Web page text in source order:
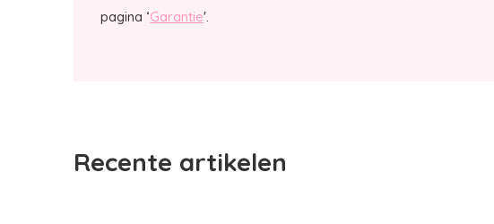
pagina ‘Garantie'.
Recente artikelen